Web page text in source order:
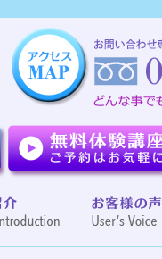
卒業生達 講座紹介